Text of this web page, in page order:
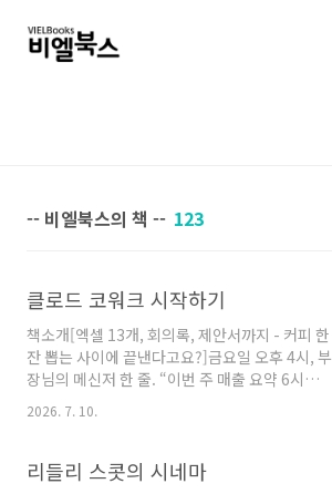
-- 비엘북스의 책 -- 123
클로드 코워크 시작하기
책소개[엑셀 13개, 회의록, 제안서까지 - 커피 한
잔 뽑는 사이에 끝낸다고요?]금요일 오후 4시, 부
장님의 메신저 한 줄. “이번 주 매출 요약 6시까
지, 슬라이드 3장으로 부탁해.” 모니터에 띄워진
엑셀 파일은 열세 개. 양식도 내용도 제각각입니
데만 세 시간, 야근을 각오해야 하는 상황입니다.
2026. 7. 10.
리들리 스콧의 시네마